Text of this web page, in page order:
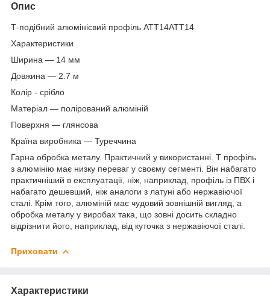
Опис
Т-подібний алюмінієвий профіль ATT14ATT14
Характеристики
Ширина — 14 мм
Довжина — 2.7 м
Колір - срібло
Матеріал — полірований алюміній
Поверхня — глянсова
Країна виробника — Туреччина
Гарна обробка металу. Практичний у використанні. Т профіль
з алюмінію має низку переваг у своєму сегменті. Він набагато
практичніший в експлуатації, ніж, наприклад, профіль із ПВХ і
набагато дешевший, ніж аналоги з латуні або нержавіючої
сталі. Крім того, алюміній має чудовий зовнішній вигляд, а
обробка металу у виробах така, що зовні досить складно
відрізнити його, наприклад, від куточка з нержавіючої сталі.
Приховати
Характеристики